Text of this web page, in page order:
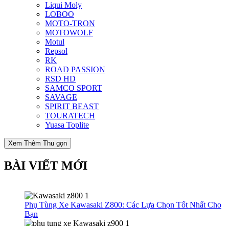
Liqui Moly
LOBOO
MOTO-TRON
MOTOWOLF
Motul
Repsol
RK
ROAD PASSION
RSD HD
SAMCO SPORT
SAVAGE
SPIRIT BEAST
TOURATECH
Yuasa Toplite
Xem Thêm Thu gọn
BÀI VIẾT MỚI
Phụ Tùng Xe Kawasaki Z800: Các Lựa Chọn Tốt Nhất Cho
Bạn